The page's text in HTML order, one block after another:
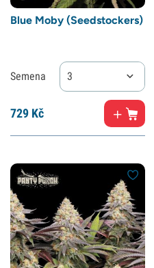
Blue Moby (Seedstockers)
Semena 3
729 Kč